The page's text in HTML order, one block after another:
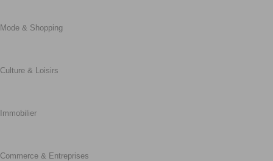
Mode & Shopping
Culture & Loisirs
Immobilier
Commerce & Entreprises